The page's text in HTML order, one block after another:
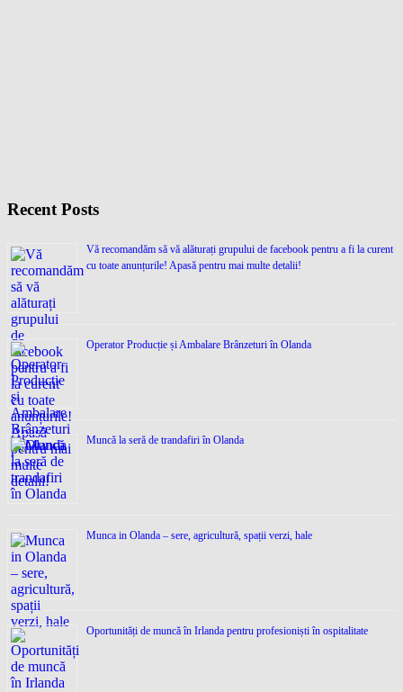
Recent Posts
Vă recomandăm să vă alăturați grupului de facebook pentru a fi la curent
cu toate anunțurile! Apasă pentru mai multe detalii!
Operator Producție și Ambalare Brânzeturi în Olanda
Muncă la seră de trandafiri în Olanda
Munca in Olanda – sere, agricultură, spații verzi, hale
Oportunități de muncă în Irlanda pentru profesioniști în ospitalitate